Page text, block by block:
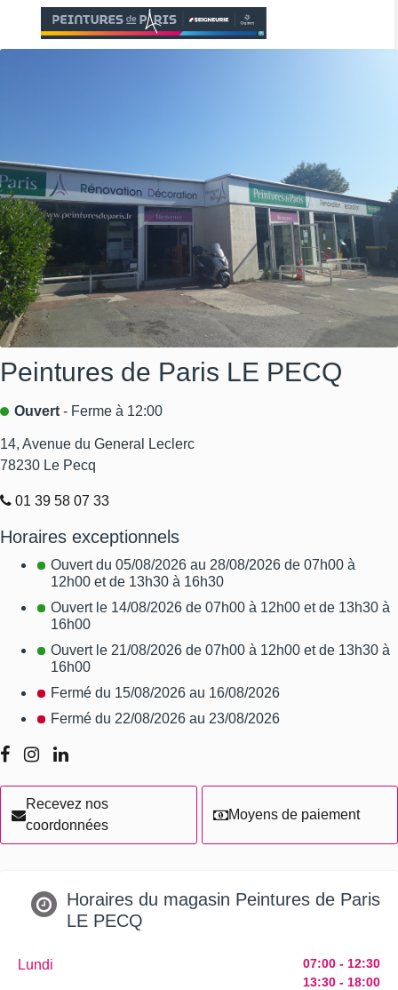
Peintures de Paris LE PECQ
Ouvert - Ferme à 12:00
14, Avenue du General Leclerc
78230 Le Pecq
01 39 58 07 33
Horaires exceptionnels
Ouvert du 05/08/2026 au 28/08/2026 de 07h00 à
12h00 et de 13h30 à 16h30
Ouvert le 14/08/2026 de 07h00 à 12h00 et de 13h30 à
16h00
Ouvert le 21/08/2026 de 07h00 à 12h00 et de 13h30 à
16h00
Fermé du 15/08/2026 au 16/08/2026
Fermé du 22/08/2026 au 23/08/2026
Recevez nos
coordonnées
Moyens de paiement
Horaires du magasin Peintures de Paris
LE PECQ
Lundi
07:00 - 12:30
13:30 - 18:00